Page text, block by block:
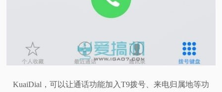
KuaiDial，可以让通话功能加入T9拨号、来电归属地等功